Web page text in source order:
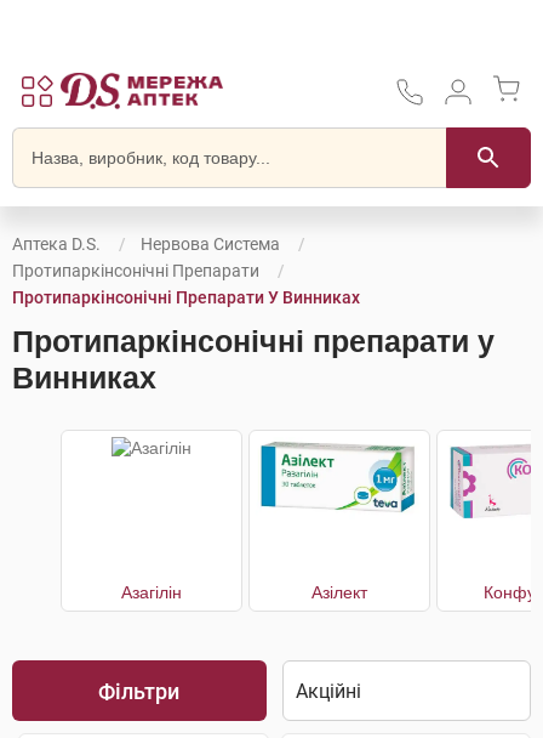
Аптека D.S.
Нервова Система
Протипаркінсонічні Препарати
Протипаркінсонічні Препарати У Винниках
Протипаркінсонічні препарати у
Винниках
Азагілін Азілект
Фільтри